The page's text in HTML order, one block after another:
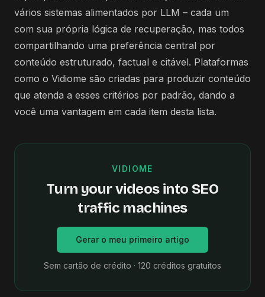
vários sistemas alimentados por LLM – cada um
com sua própria lógica de recuperação, mas todos
compartilhando uma preferência central por
conteúdo estruturado, factual e citável. Plataformas
como o Vidiome são criadas para produzir conteúdo
que atenda a esses critérios por padrão, dando a
você uma vantagem em cada item desta lista.
VIDIOME
Turn your videos into SEO
traffic machines
Gerar o meu primeiro artigo
Sem cartão de crédito · 120 créditos gratuitos